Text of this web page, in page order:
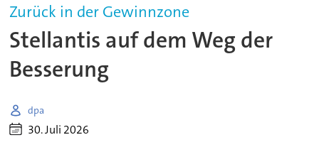
Zurück in der Gewinnzone
Stellantis auf dem Weg der
Besserung
dpa
30. Juli 2026